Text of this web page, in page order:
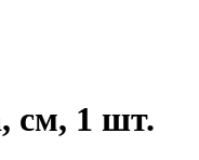
см, 1 шт.